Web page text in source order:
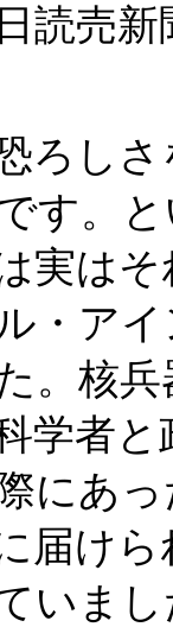
日読売
ろし
す。
実は
・ア
。核
学者
にあ
届け
いま